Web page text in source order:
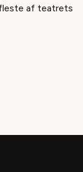
af teatrets